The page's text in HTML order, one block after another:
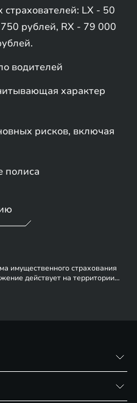
LX - 50
рублей, RX - 79 000
водителей
характер
рисков, включая
полиса
имущественного страхования
действует на территории